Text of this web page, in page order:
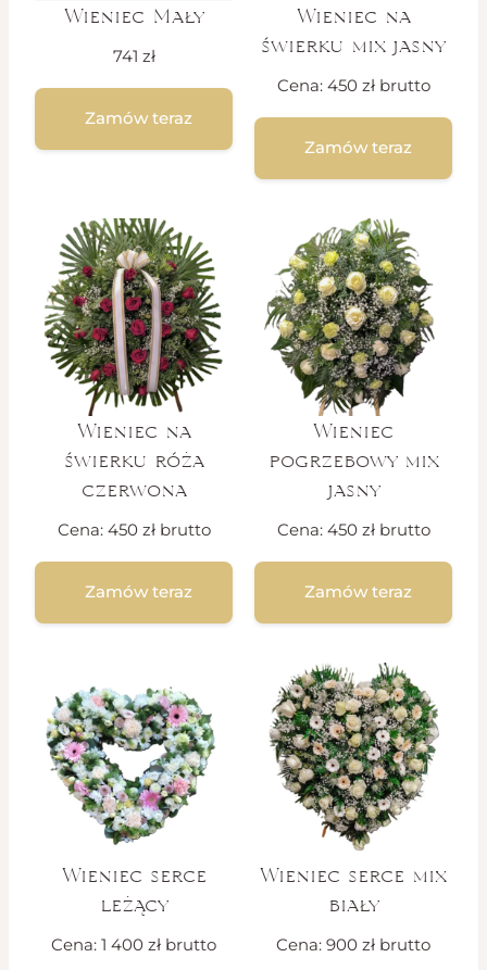
Wieniec Mały
741 zł
Zamów teraz
Wieniec na
świerku mix jasny
Cena: 450 zł brutto
Zamów teraz
Wieniec na
świerku róża
czerwona
Cena: 450 zł brutto
Zamów teraz
Wieniec
pogrzebowy mix
jasny
Cena: 450 zł brutto
Zamów teraz
Wieniec serce
leżący
Cena: 1 400 zł brutto
Wieniec serce mix
biały
Cena: 900 zł brutto